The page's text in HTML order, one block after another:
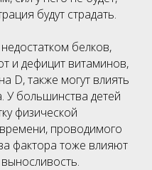
будут страдать.
белков,
и дефицит витаминов,
D, также могут влиять
У большинства детей
физической
проводимого
фактора тоже влияют